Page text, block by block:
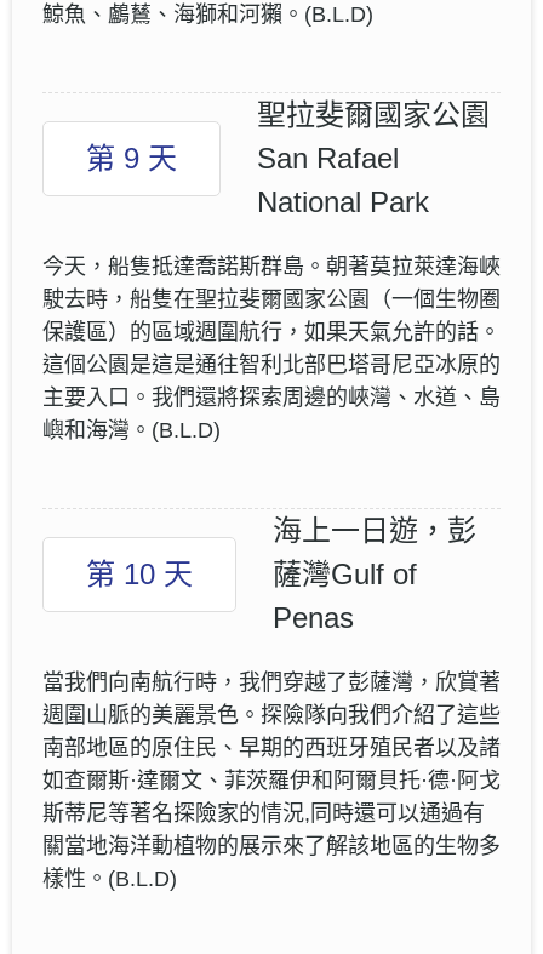
鯨魚、鸕鶿、海獅和河獺。(B.L.D)
第 9 天
聖拉斐爾國家公園
San Rafael
National Park
今天，船隻抵達喬諾斯群島。朝著莫拉萊達海峽
駛去時，船隻在聖拉斐爾國家公園（一個生物圈
保護區）的區域週圍航行，如果天氣允許的話。
這個公園是這是通往智利北部巴塔哥尼亞冰原的
主要入口。我們還將探索周邊的峽灣、水道、島
嶼和海灣。(B.L.D)
第 10 天
海上一日遊，彭
薩灣Gulf of
Penas
當我們向南航行時，我們穿越了彭薩灣，欣賞著
週圍山脈的美麗景色。探險隊向我們介紹了這些
南部地區的原住民、早期的西班牙殖民者以及諸
如查爾斯·達爾文、菲茨羅伊和阿爾貝托·德·阿戈
斯蒂尼等著名探險家的情況,同時還可以通過有
關當地海洋動植物的展示來了解該地區的生物多
樣性。(B.L.D)